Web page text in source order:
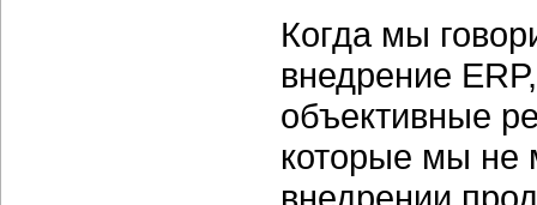
Когда мы
внедрение
объективные
которые мы не